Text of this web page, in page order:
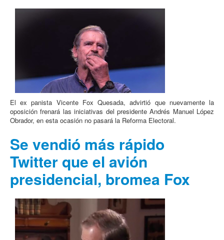
El ex panista Vicente Fox Quesada, advirtió que nuevamente la
oposición frenará las iniciativas del presidente Andrés Manuel López
Obrador, en esta ocasión no pasará la Reforma Electoral.
Se vendió más rápido
Twitter que el avión
presidencial, bromea Fox